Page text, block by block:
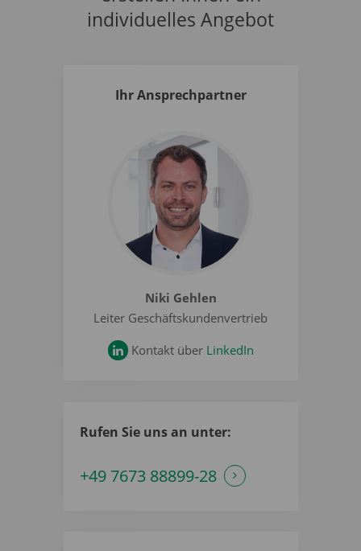
individuelles Angebot
Ihr Ansprechpartner
Niki Gehlen
Leiter Geschäftskundenvertrieb
Kontakt über LinkedIn
Rufen Sie uns an unter:
+49 7673 88899-28